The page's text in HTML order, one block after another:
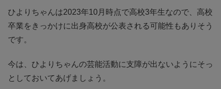
ひよりちゃんは2023年10月時点で高校3年生なので、高校
卒業をきっかけに出身高校が公表される可能性もありそう
です。
今は、ひよりちゃんの芸能活動に支障が出ないようにそっ
としておいてあげましょう。